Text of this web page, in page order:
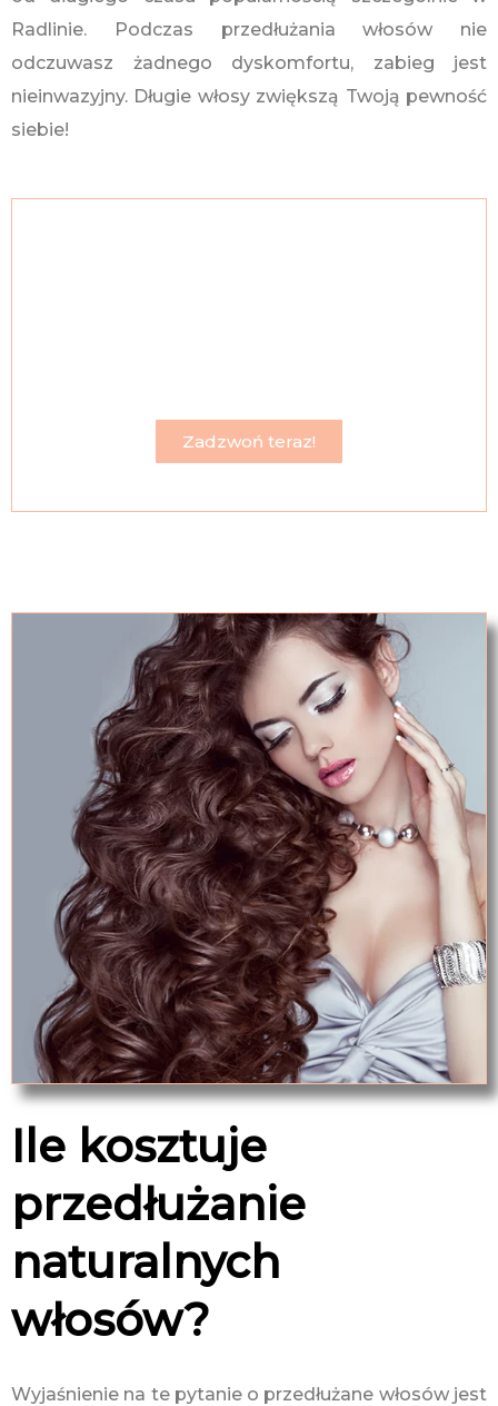
Radlinie. Podczas przedłużania włosów nie
odczuwasz żadnego dyskomfortu, zabieg jest
nieinwazyjny. Długie włosy zwiększą Twoją pewność
siebie!
Zadzwoń teraz!
Ile kosztuje
przedłużanie
naturalnych
włosów?
Wyjaśnienie na te pytanie o przedłużane włosów jest